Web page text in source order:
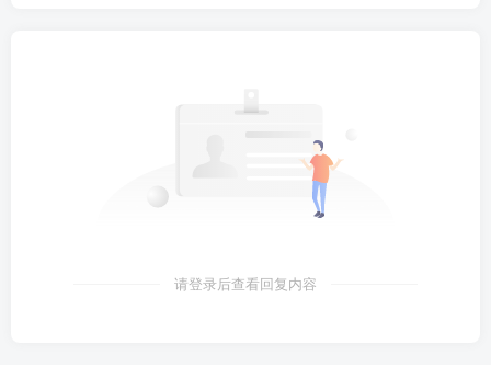
9、中方再发现一欧美黑客组织(ATW)正对中国疯狂实施
网络攻击，对所窃数据进行歪曲解读，宣称披露涉我国
精，致同一社区60个孩子模样相似；
请登录后查看回复内容